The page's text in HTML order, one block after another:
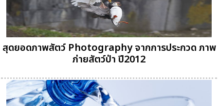
สุดยอดภาพสัตว์ Photography จากการประกวด ภาพ
ภ่ายสัตว์ป่า ปี2012